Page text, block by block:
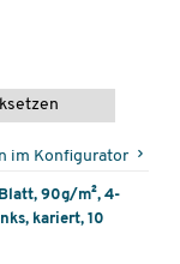
im Konfigurator
90g/m², 4-
kariert, 10